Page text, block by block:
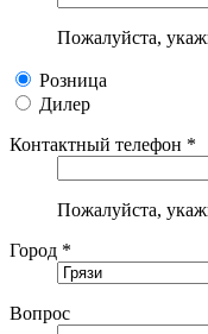
Пожалуйста,
Розница
Дилер
Контактный телефон *
Пожалуйста,
Город *
Вопрос